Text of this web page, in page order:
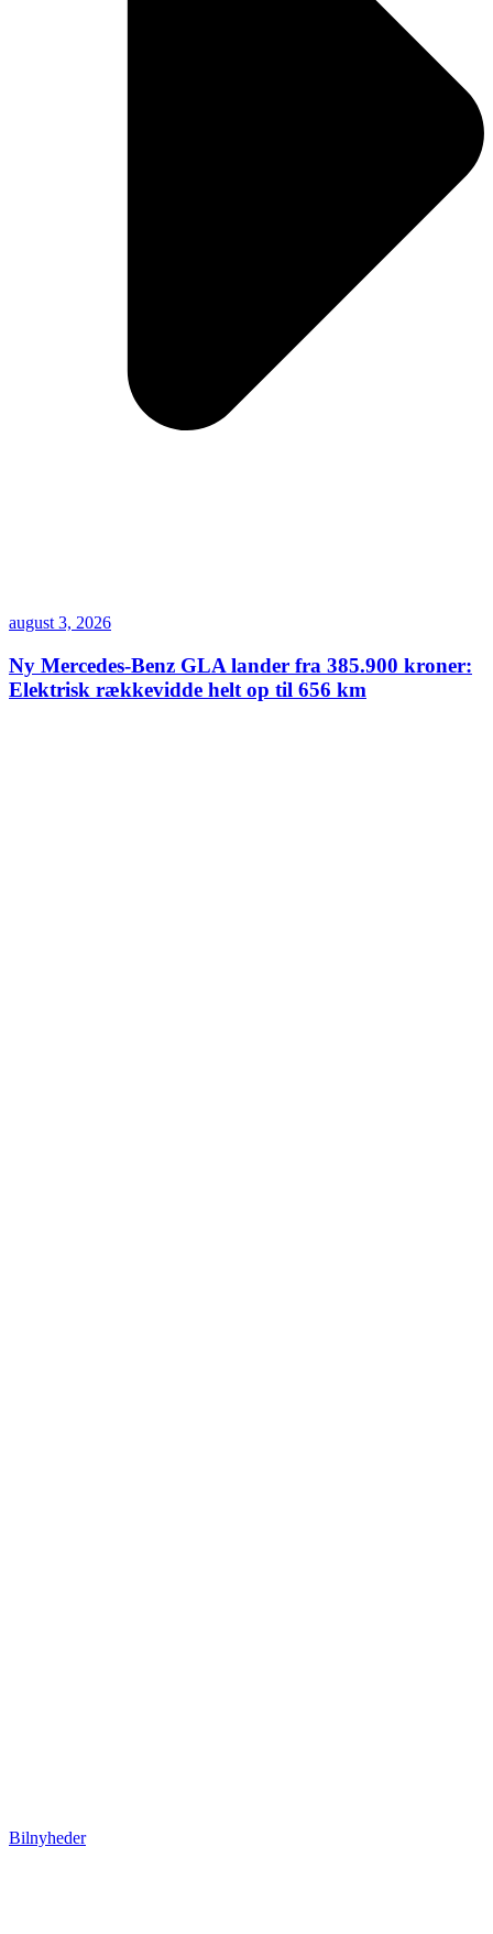
august 3, 2026
Ny Mercedes-Benz GLA lander fra 385.900 kroner:
Elektrisk rækkevidde helt op til 656 km
Bilnyheder